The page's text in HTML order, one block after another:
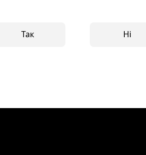
Так Ні